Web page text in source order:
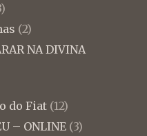
(2)
NA DIVINA
do Fiat (12)
– ONLINE (3)